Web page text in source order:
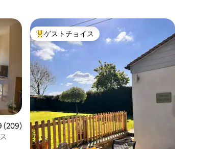
ー209件、5つ星中4.99つ星の平均評価
(209)
大好評のゲストチョイスです。
ゲストチョイス